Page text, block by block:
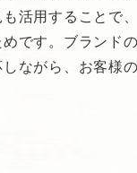
活用することで
です。ブランド
ながら、お客様